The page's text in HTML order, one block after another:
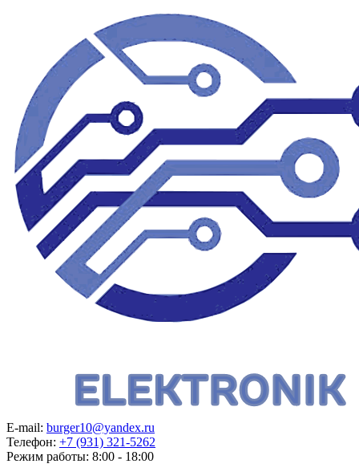
E-mail: burger10@yandex.ru
Телефон: +7 (931) 321-5262
Режим работы: 8:00 - 18:00